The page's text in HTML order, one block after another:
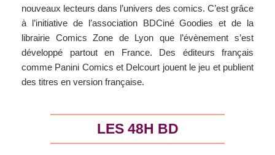
nouveaux lecteurs dans l’univers des comics. C’est grâce
à l’initiative de l’association BDCiné Goodies et de la
librairie Comics Zone de Lyon que l’évènement s’est
développé partout en France. Des éditeurs français
comme Panini Comics et Delcourt jouent le jeu et publient
des titres en version française.
LES 48H BD